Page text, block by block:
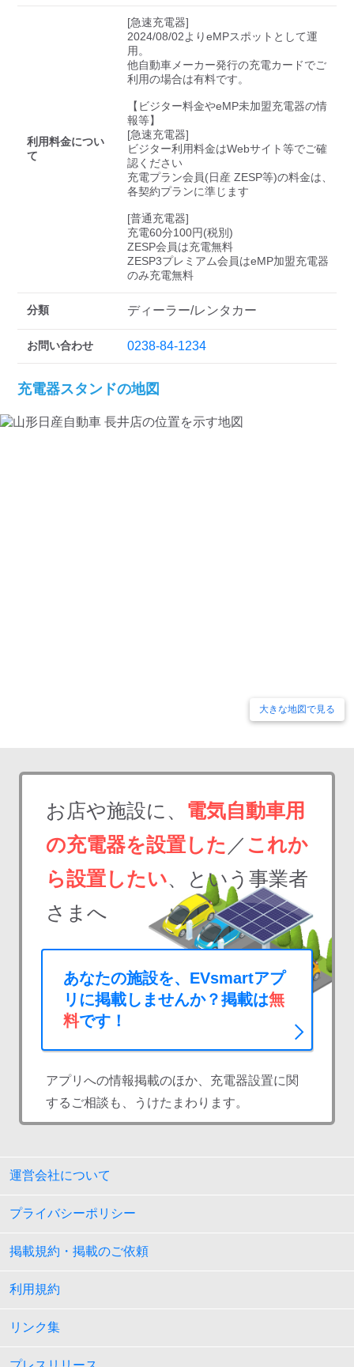
利用料金につい
て
[急速充電器]
2024/08/02よりeMPスポットとして運
用。
他自動車メーカー発行の充電カードでご
利用の場合は有料です。
【ビジター料金やeMP未加盟充電器の情
報等】
[急速充電器]
ビジター利用料金はWebサイト等でご確
認ください
充電プラン会員(日産 ZESP等)の料金は、
各契約プランに準じます
[普通充電器]
充電60分100円(税別)
ZESP会員は充電無料
ZESP3プレミアム会員はeMP加盟充電器
のみ充電無料
分類 ディーラー/レンタカー
お問い合わせ 0238-84-1234
充電器スタンドの地図
大きな地図で見る
お店や施設に、 電気自動車用
の充電器を設置した ／ これか
ら設置したい、という事業者
さまへ
あなたの施設を、EVsmartアプ
リに掲載しませんか？掲載は無
料です！
アプリへの情報掲載のほか、充電器設置に関
するご相談も、うけたまわります。
運営会社について
プライバシーポリシー
掲載規約・掲載のご依頼
利用規約
リンク集